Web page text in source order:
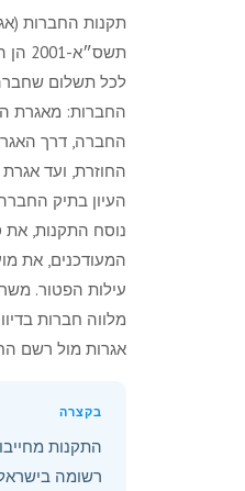
תקנות החברות
לכל תשלום
החברות: מאגרת
החברה, דרך
החוזרת, ועד אגרת
העיון בתיק
נוסח התקנות, את
המעודכנים, את
עילות הפטור.
מלווה חברות
אגרות מול רשם
בקצרה
התקנות
רשומה